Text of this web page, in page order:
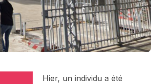
Hier, un individu a été